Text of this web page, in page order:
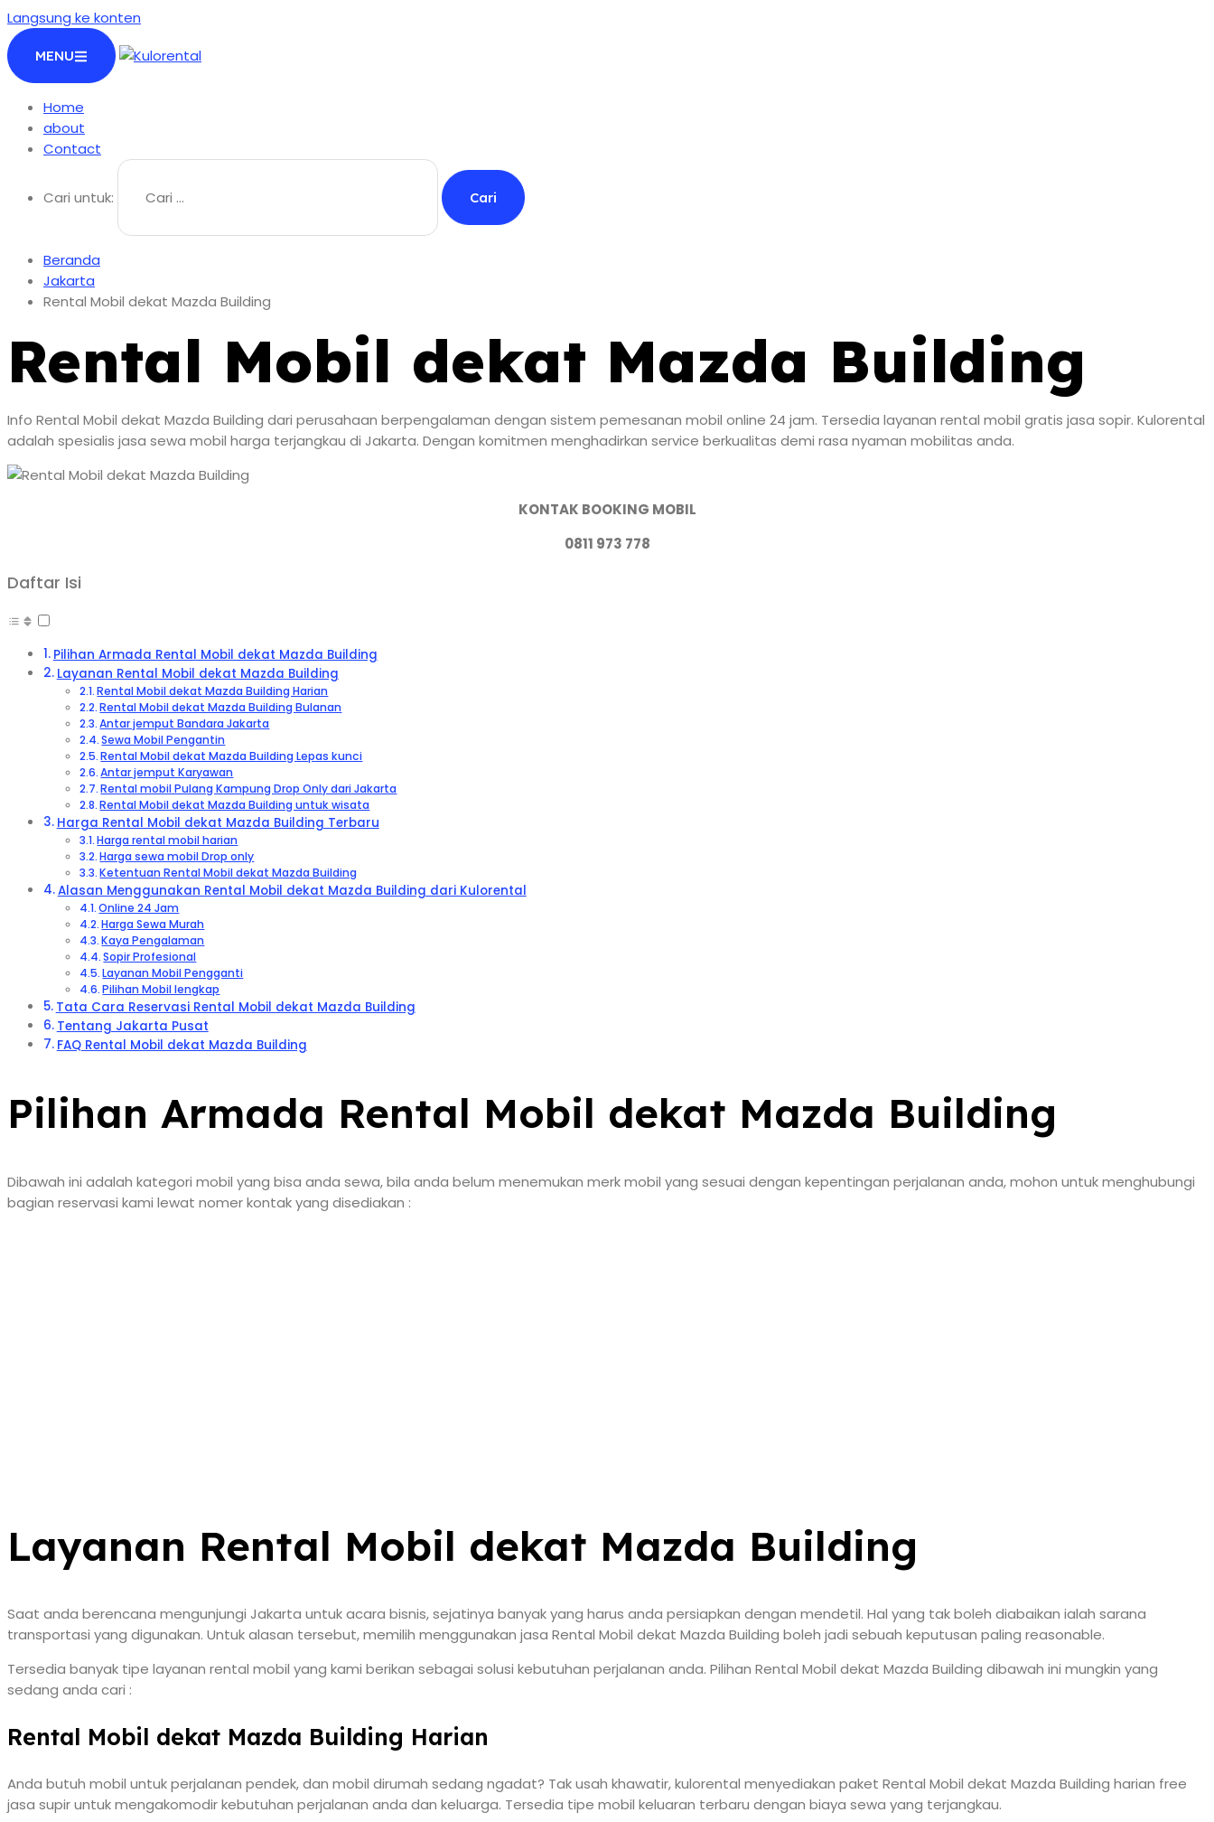
Langsung ke konten
MENU
Home
about
Contact
Cari untuk:
Beranda
Jakarta
Rental Mobil dekat Mazda Building
Rental Mobil dekat Mazda Building
Info Rental Mobil dekat Mazda Building dari perusahaan berpengalaman dengan sistem pemesanan mobil online 24 jam. Tersedia layanan rental mobil gratis jasa sopir. Kulorental
adalah spesialis jasa sewa mobil harga terjangkau di Jakarta. Dengan komitmen menghadirkan service berkualitas demi rasa nyaman mobilitas anda.
KONTAK BOOKING MOBIL
0811 973 778
Daftar Isi
Pilihan Armada Rental Mobil dekat Mazda Building
Layanan Rental Mobil dekat Mazda Building
Rental Mobil dekat Mazda Building Harian
Rental Mobil dekat Mazda Building Bulanan
Antar jemput Bandara Jakarta
Sewa Mobil Pengantin
Rental Mobil dekat Mazda Building Lepas kunci
Antar jemput Karyawan
Rental mobil Pulang Kampung Drop Only dari Jakarta
Rental Mobil dekat Mazda Building untuk wisata
Harga Rental Mobil dekat Mazda Building Terbaru
Harga rental mobil harian
Harga sewa mobil Drop only
Ketentuan Rental Mobil dekat Mazda Building
Alasan Menggunakan Rental Mobil dekat Mazda Building dari Kulorental
Online 24 Jam
Harga Sewa Murah
Kaya Pengalaman
Sopir Profesional
Layanan Mobil Pengganti
Pilihan Mobil lengkap
Tata Cara Reservasi Rental Mobil dekat Mazda Building
Tentang Jakarta Pusat
FAQ Rental Mobil dekat Mazda Building
Pilihan Armada Rental Mobil dekat Mazda Building
Dibawah ini adalah kategori mobil yang bisa anda sewa, bila anda belum menemukan merk mobil yang sesuai dengan kepentingan perjalanan anda, mohon untuk menghubungi
bagian reservasi kami lewat nomer kontak yang disediakan :
Layanan Rental Mobil dekat Mazda Building
Saat anda berencana mengunjungi Jakarta untuk acara bisnis, sejatinya banyak yang harus anda persiapkan dengan mendetil. Hal yang tak boleh diabaikan ialah sarana
transportasi yang digunakan. Untuk alasan tersebut, memilih menggunakan jasa Rental Mobil dekat Mazda Building boleh jadi sebuah keputusan paling reasonable.
Tersedia banyak tipe layanan rental mobil yang kami berikan sebagai solusi kebutuhan perjalanan anda. Pilihan Rental Mobil dekat Mazda Building dibawah ini mungkin yang
sedang anda cari :
Rental Mobil dekat Mazda Building Harian
Anda butuh mobil untuk perjalanan pendek, dan mobil dirumah sedang ngadat? Tak usah khawatir, kulorental menyediakan paket Rental Mobil dekat Mazda Building harian free
jasa supir untuk mengakomodir kebutuhan perjalanan anda dan keluarga. Tersedia tipe mobil keluaran terbaru dengan biaya sewa yang terjangkau.